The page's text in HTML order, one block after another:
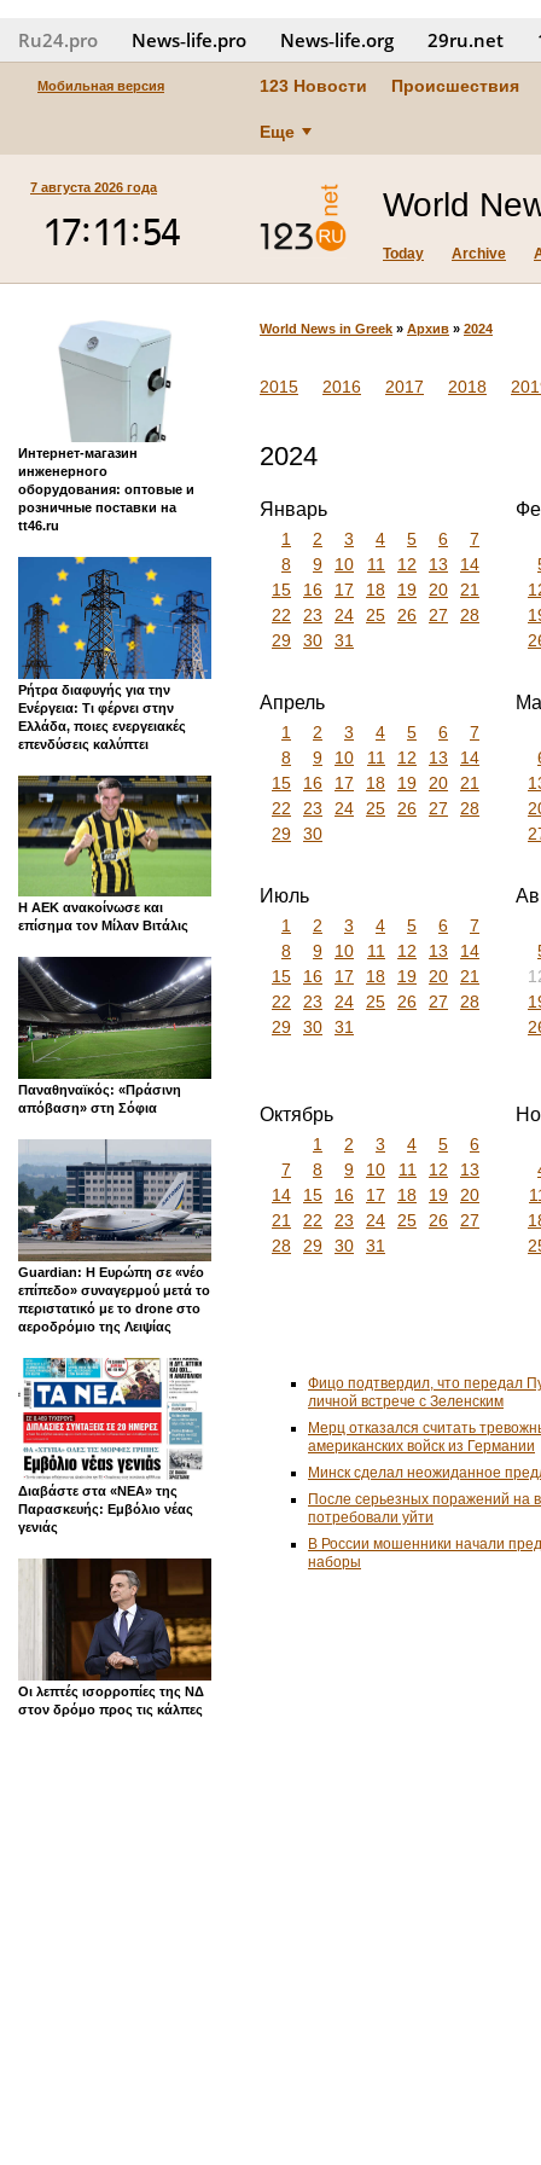
Ru24.pro News‑life.pro News‑life.org 29ru.net
Мобильная версия 123 Новости Происшествия
Еще
7 августа 2026 года World
Today Archive
Интернет-магазин
инженерного
оборудования: оптовые и
розничные поставки на
tt46.ru
Ρήτρα διαφυγής για την
Ενέργεια: Τι φέρνει στην
Ελλάδα, ποιες ενεργειακές
επενδύσεις καλύπτει
Η ΑΕΚ ανακοίνωσε και
επίσημα τον Μίλαν Βιτάλις
Παναθηναϊκός: «Πράσινη
απόβαση» στη Σόφια
Guardian: Η Ευρώπη σε «νέο
επίπεδο» συναγερμού μετά το
περιστατικό με το drone στο
αεροδρόμιο της Λειψίας
Διαβάστε στα «ΝΕΑ» της
Παρασκευής: Εμβόλιο νέας
γενιάς
Οι λεπτές ισορροπίες της ΝΔ
στον δρόμο προς τις κάλπες
World News in Greek » Архив » 2024
2015 2016 2017 2018
2024
Январь
1 2 3 4 5 6
7
8
9 10 11 12 13
14
15
16 17 18 19 20
21
22
23 24 25 26 27
28
29
30 31
Апрель
1 2 3 4 5 6
7
8
9 10 11 12 13
14
15
16 17 18 19 20
21
22
23 24 25 26 27
28
29
30
Июль
1 2 3 4 5 6
7
8
9 10 11 12 13
14
15
16 17 18 19 20
21
22
23 24 25 26 27
28
29
30 31
Октябрь
1 2 3 4 5
6
7
8 9 10 11 12
13
14
15 16 17 18 19
20
21
22 23 24 25 26
27
28
29 30 31
Фицо подтвердил, что передал
личной встрече с Зеленским
Мерц отказался считать
американских войск из Германии
Минск сделал неожиданное
После серьезных поражений на
потребовали уйти
В России мошенники начали
наборы